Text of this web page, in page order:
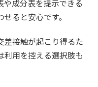
成分表を提示できる
ると安心です。
差接触が起こり得るた
利用を控える選択肢も